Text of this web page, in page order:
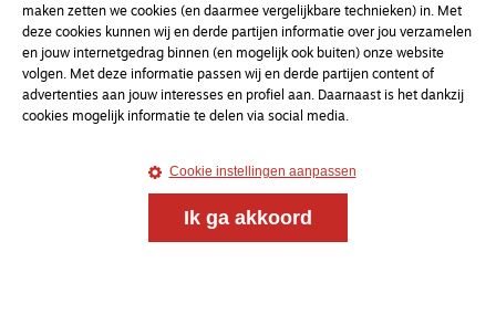
Meld je aan voor onze gratis
nieuwsbrief
maken zetten we cookies (en daarmee vergelijkbare technieken) in. Met
deze cookies kunnen wij en derde partijen informatie over jou verzamelen
en jouw internetgedrag binnen (en mogelijk ook buiten) onze website
volgen. Met deze informatie passen wij en derde partijen content of
advertenties aan jouw interesses en profiel aan. Daarnaast is het dankzij
cookies mogelijk informatie te delen via social media.
Cookie instellingen aanpassen
Ik ga akkoord